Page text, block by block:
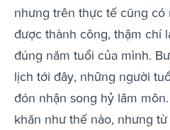
nhưng trên thực tế cũng có
được thành công, thậm chí
đúng năm tuổi của mình.
lịch tới đây, những người
đón nhận song hỷ lâm
khăn như thế nào, nhưng